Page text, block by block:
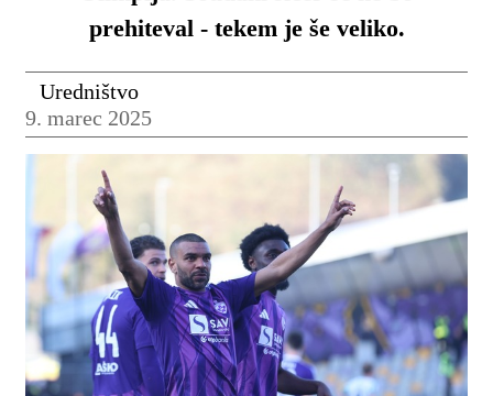
prehiteval - tekem je še veliko.
Uredništvo
9. marec 2025